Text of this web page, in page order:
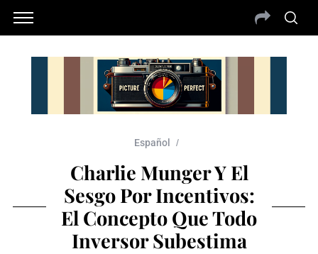
Español
Charlie Munger Y El
Sesgo Por Incentivos:
El Concepto Que Todo
Inversor Subestima